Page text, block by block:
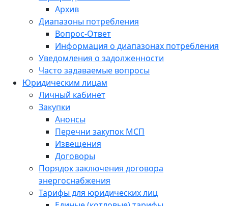
Архив
Диапазоны потребления
Вопрос-Ответ
Информация о диапазонах потребления
Уведомления о задолженности
Часто задаваемые вопросы
Юридическим лицам
Личный кабинет
Закупки
Анонсы
Перечни закупок МСП
Извещения
Договоры
Порядок заключения договора
энергоснабжения
Тарифы для юридических лиц